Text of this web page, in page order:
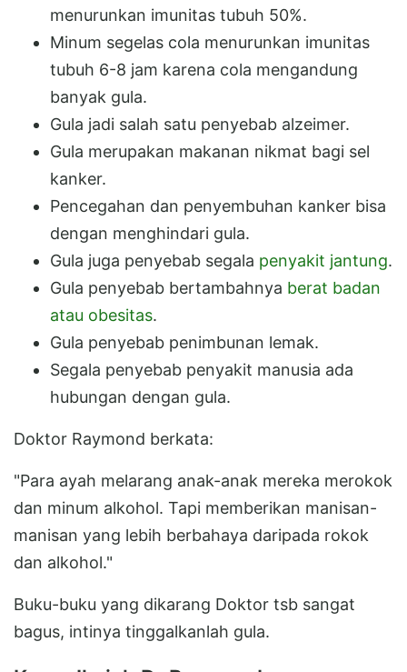
menurunkan imunitas tubuh 50%.
Minum segelas cola menurunkan imunitas
tubuh 6-8 jam karena cola mengandung
banyak gula.
Gula jadi salah satu penyebab alzeimer.
Gula merupakan makanan nikmat bagi sel
kanker.
Pencegahan dan penyembuhan kanker bisa
dengan menghindari gula.
Gula juga penyebab segala penyakit jantung.
Gula penyebab bertambahnya berat badan
atau obesitas.
Gula penyebab penimbunan lemak.
Segala penyebab penyakit manusia ada
hubungan dengan gula.
Doktor Raymond berkata:
"Para ayah melarang anak-anak mereka merokok
dan minum alkohol. Tapi memberikan manisan-
manisan yang lebih berbahaya daripada rokok
dan alkohol."
Buku-buku yang dikarang Doktor tsb sangat
bagus, intinya tinggalkanlah gula.